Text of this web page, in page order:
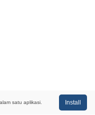
satu aplikasi. Install